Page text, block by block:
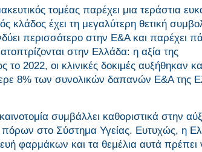
τομέας παρέχει μια τεράστια
έχει τη μεγαλύτερη θετική
περισσότερο στην Ε&Α και παρέχει
στην Ελλάδα: η αξία της
2022, οι κλινικές δοκιμές αυξήθηκαν
8% των συνολικών δαπανών Ε&Α της
συμβάλλει καθοριστικά στην
στο Σύστημα Υγείας. Ευτυχώς, η
φαρμάκων και τα θεμέλια αυτά πρέπει